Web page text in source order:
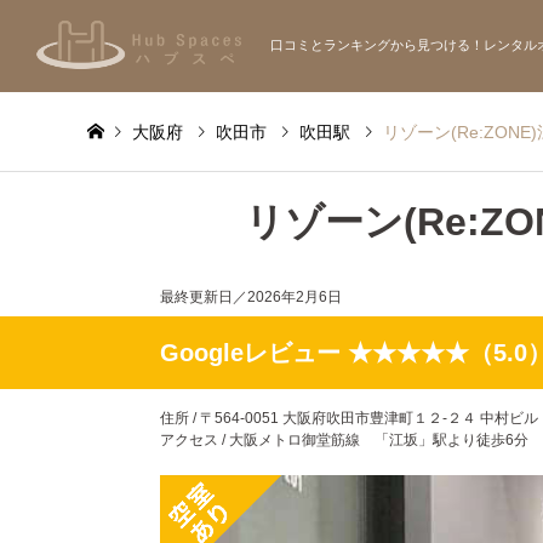
口コミとランキングから見つける！レンタル
大阪府 吹田市 吹田駅 リゾーン(Re:ZONE)
リゾーン
最終更新日／2026年2月6日
Googleレビュー ★★★★★（5.0
住所 / 〒564-0051 大阪府吹田市豊津町１２-２４ 中村ビル
アクセス / 大阪メトロ御堂筋線 「江坂」駅より徒歩6分